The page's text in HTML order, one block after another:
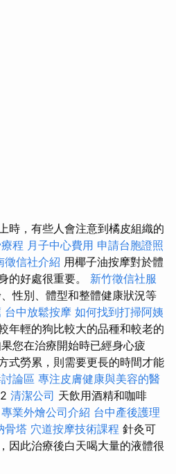
時，有些人會注意到橘皮組織的
程 月子中心費用 申請台胞證照
徵信社介紹 用椰子油按摩對於體
的好處很重要。 新竹徵信社服
性別、體型和整體健康狀況等
台中放鬆按摩 如何找到打掃阿姨
年輕的狗比較大的品種和較老的
您在治療開始時已經身心疲
式勞累，則需要更長的時間才能
論區 專注皮膚健康與美容的醫
2 清潔公司 天飲用酒精和咖啡
專業外燴公司介紹 台中產後護理
骨塔 穴道按摩技術課程 針灸可
因此治療後白天喝大量的液體很